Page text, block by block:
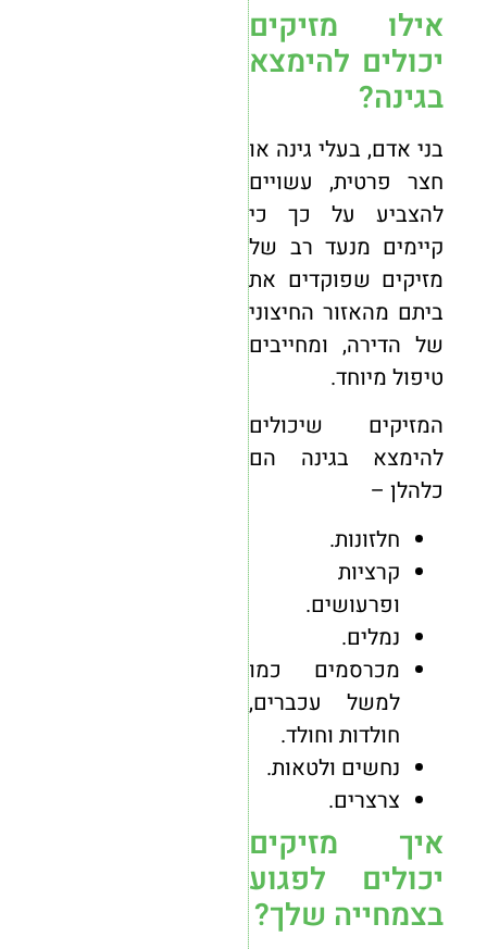
אילו מזיקים
יכולים להימצא
בגינה?
בני אדם, בעלי גינה או
חצר פרטית, עשויים
להצביע על כך כי
קיימים מנעד רב של
מזיקים שפוקדים את
ביתם מהאזור החיצוני
של הדירה, ומחייבים
טיפול מיוחד.
המזיקים שיכולים
להימצא בגינה הם
כלהלן –
חלזונות.
קרציות
ופרעושים.
נמלים.
מכרסמים כמו
למשל עכברים,
חולדות וחולד.
נחשים ולטאות.
צרצרים.
איך מזיקים
יכולים לפגוע
בצמחייה שלך?